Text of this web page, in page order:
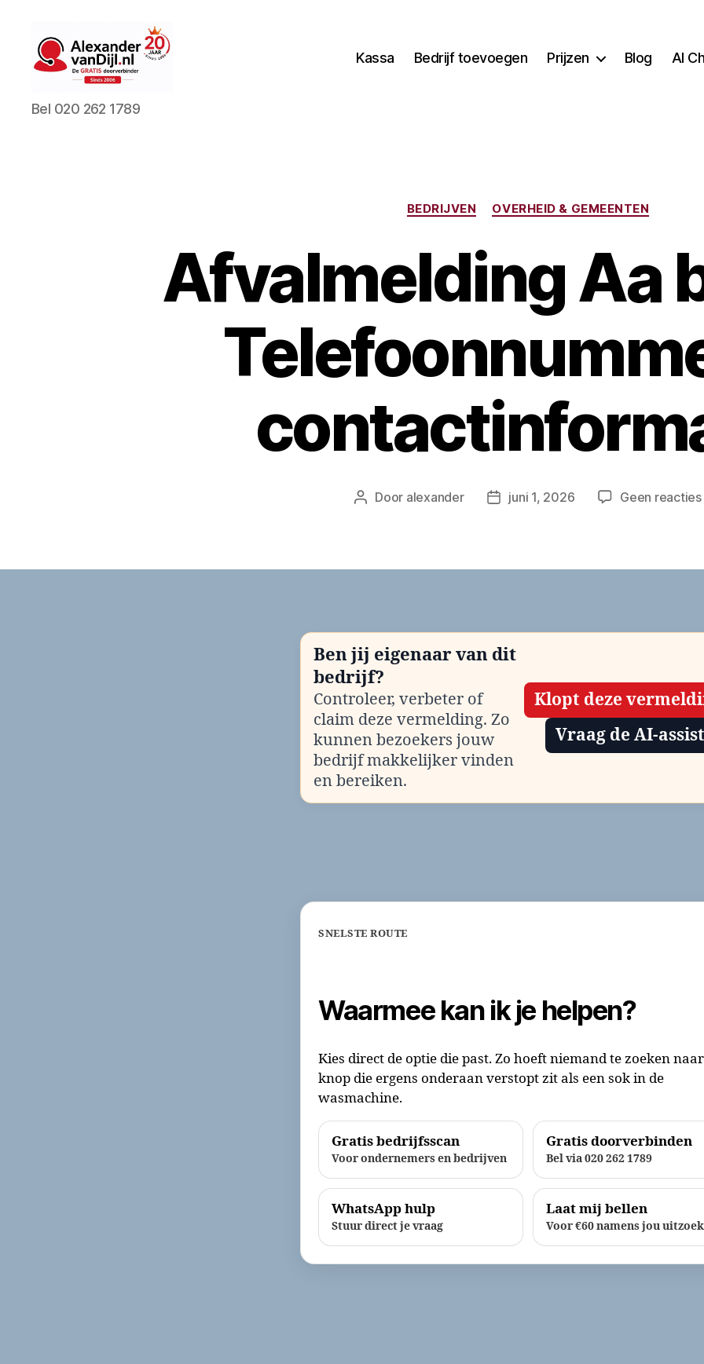
AlexandervanDijl.nl
Bel 020 262 1789
Kassa Bedrijf toevoegen Prijzen Blog AI
Categorieën
BEDRIJVEN OVERHEID & GEMEENTEN
Afvalmelding Aa
Berichtauteur
Door alexander Berichtdatum
juni 1, 2026 Geen reacties
Ben jij eigenaar van dit
bedrijf?
Controleer, verbeter of
claim deze vermelding. Zo
kunnen bezoekers jouw
bedrijf makkelijker vinden
en bereiken.
Klopt deze
Vraag de AI-
SNELSTE ROUTE
Waarmee kan ik je helpen?
Kies direct de optie die past. Zo hoeft niemand te zoeken
knop die ergens onderaan verstopt zit als een sok in de
wasmachine.
Gratis bedrijfsscan
Voor ondernemers en bedrijven
Gratis doorverbinden
Bel via 020 262 1789
WhatsApp hulp
Stuur direct je vraag
Laat mij bellen
Voor €60 namens jou